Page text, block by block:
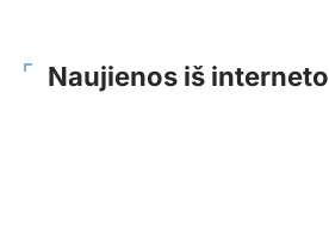
Naujienos iš interneto